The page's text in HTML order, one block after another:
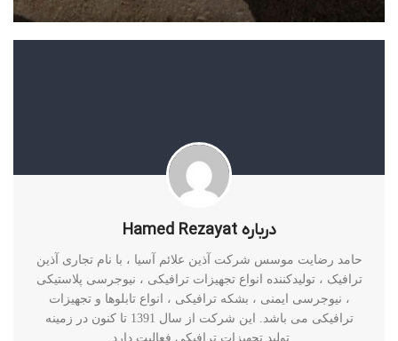
درباره Hamed Rezayat
حامد رضایت موسس شرکت آذین علائم آسیا ، با نام تجاری آذین
ترافیک ، تولیدکننده انواع تجهیزات ترافیکی ، نیوجرسی پلاستیکی
، نیوجرسی ایمنی ، بشکه ترافیکی ، انواع تابلوها و تجهیزات
ترافیکی می باشد. این شرکت از سال 1391 تا کنون در زمینه
تولید تجهیزات ترافیکی فعالیت دارد.